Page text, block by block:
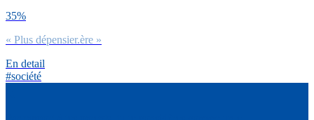
35%
« Plus dépensier.ère »
En detail
#société